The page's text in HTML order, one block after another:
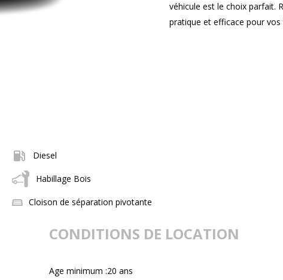
véhicule est le choix parfait.
pratique et efficace pour
Diesel
Habillage Bois
Cloison de séparation pivotante
CONDITIONS DE LOCATION
Age minimum :20 ans